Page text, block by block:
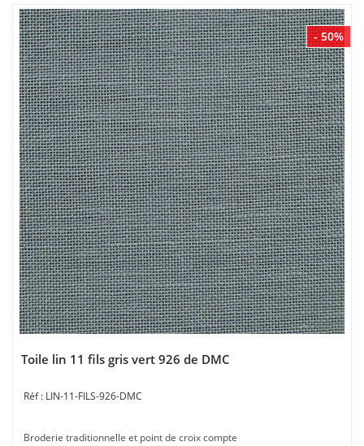
- 50%
Toile lin 11 fils gris vert 926 de DMC
LIN-11-FILS-926-DMC
Broderie traditionnelle et point de croix compte